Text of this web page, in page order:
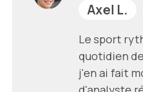
Axel L.
Le sport
quotidien
j'en ai fait